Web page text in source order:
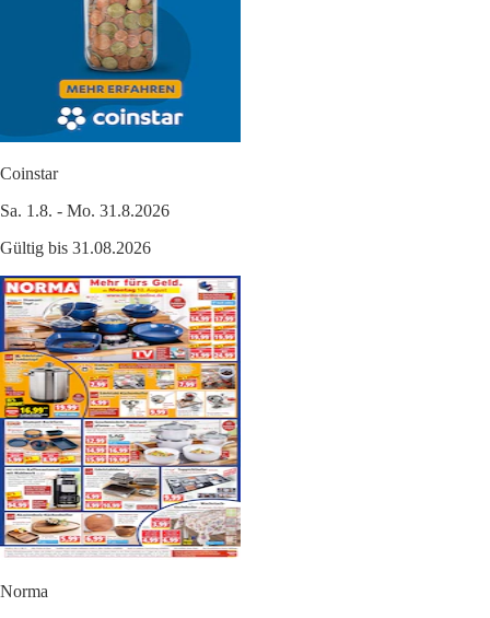
Coinstar
Sa. 1.8. - Mo. 31.8.2026
Gültig bis 31.08.2026
Norma